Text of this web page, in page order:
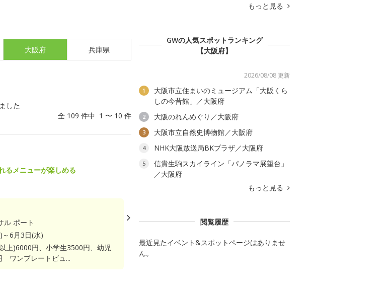
大阪府 兵庫県
した
全 109 件中 1 〜 10 件
るメニューが楽しめる
ル ポート
6月3日(水)
上)6000円、小学生3500円、幼児
ワンプレートビュ...
もっと見る
GWの人気スポットランキング
【大阪府】
2026/08/08 更新
1
大阪市立住まいのミュージアム「大阪くら
しの今昔館」／大阪府
2 大阪のれんめぐり／大阪府
3 大阪市立自然史博物館／大阪府
4 NHK大阪放送局BKプラザ／大阪府
5
信貴生駒スカイライン「パノラマ展望台」
／大阪府
もっと見る
閲覧履歴
最近見たイベント&スポットページはありませ
ん。